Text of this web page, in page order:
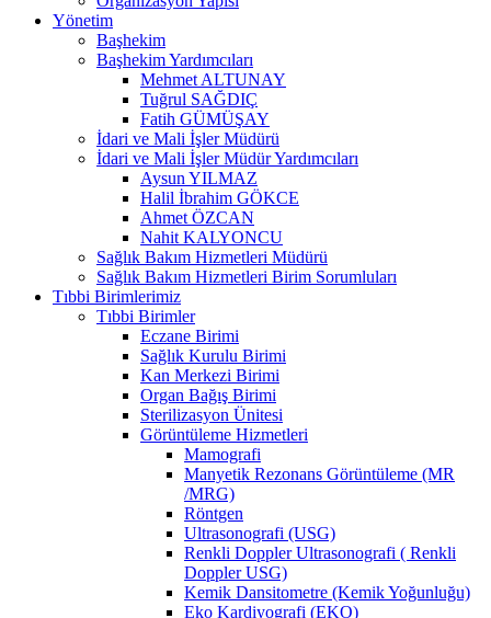
Yönetim
Başhekim
Başhekim Yardımcıları
Mehmet ALTUNAY
Tuğrul SAĞDIÇ
Fatih GÜMÜŞAY
İdari ve Mali İşler Müdürü
İdari ve Mali İşler Müdür Yardımcıları
Aysun YILMAZ
Halil İbrahim GÖKCE
Ahmet ÖZCAN
Nahit KALYONCU
Sağlık Bakım Hizmetleri Müdürü
Sağlık Bakım Hizmetleri Birim Sorumluları
Tıbbi Birimlerimiz
Tıbbi Birimler
Eczane Birimi
Sağlık Kurulu Birimi
Kan Merkezi Birimi
Organ Bağış Birimi
Sterilizasyon Ünitesi
Görüntüleme Hizmetleri
Mamografi
Manyetik Rezonans Görüntüleme (MR
/MRG)
Röntgen
Ultrasonografi (USG)
Renkli Doppler Ultrasonografi ( Renkli
Doppler USG)
Kemik Dansitometre (Kemik Yoğunluğu)
Eko Kardiyografi (EKO)